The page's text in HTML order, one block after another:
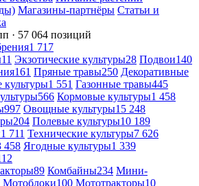
Магазины-партнёры Статьи и
· 57 064 позиций
1 717
11 Экзотические культуры28 Подвои140
161 Пряные травы250 Декоративные
культуры1 551 Газонные травы445
566 Кормовые культуры1 458
997 Овощные культуры15 248
204 Полевые культуры10 189
1 711 Технические культуры7 626
458 Ягодные культуры1 339
89 Комбайны234 Мини-
Мотоблоки100 Мототракторы10